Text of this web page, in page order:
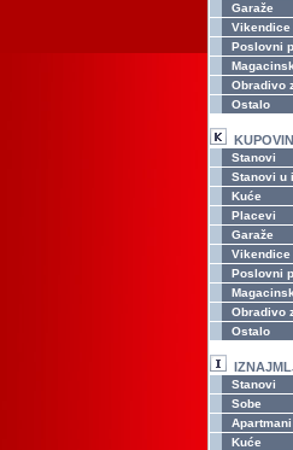
Garaže
Vikendice
Poslovni
Obradivo
Ostalo
Stanovi
Stanovi u
Kuće
Placevi
Garaže
Vikendice
Poslovni
Obradivo
Ostalo
Stanovi
Sobe
Apartmani
Kuće